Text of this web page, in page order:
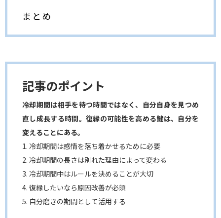
まとめ
記事のポイント
冷却期間は相手を待つ時間ではなく、自分自身を見つめ
直し成長する時間。復縁の可能性を高める鍵は、自分を
変えることにある。
1. 冷却期間は感情を落ち着かせるために必要
2. 冷却期間の長さは別れた理由によって変わる
3. 冷却期間中はルールを決めることが大切
4. 復縁したいなら原因改善が必須
5. 自分磨きの期間として活用する